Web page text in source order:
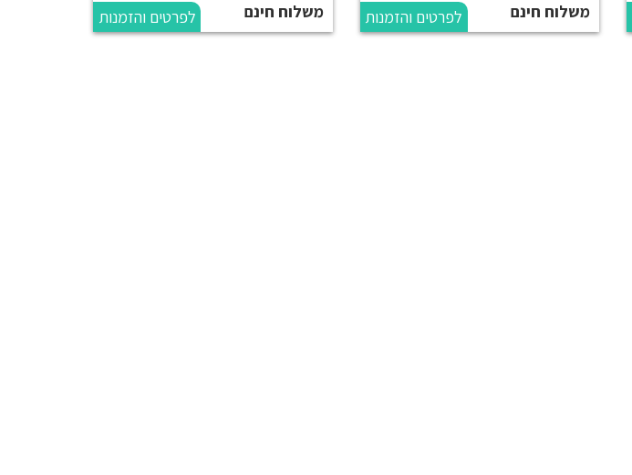
משלוח חינם לפרטים והזמנות משלוח חינם לפרטים והזמנות